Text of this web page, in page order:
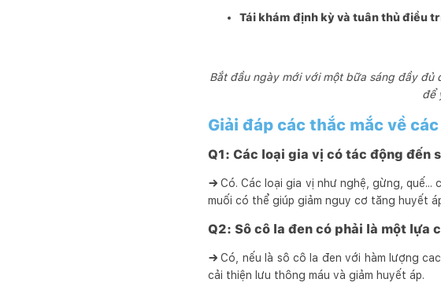
Tái khám định kỳ và tuân thủ điều
Bắt đầu ngày mới với một bữa sáng đầy
để
Giải đáp các thắc mắc về
Q1: Các loại gia vị có tác động đến
→Có. Các loại gia vị như nghệ, gừng,
muối có thể giúp giảm nguy cơ tăng huyết
Q2: Sô cô la đen có phải là một lựa
→Có, nếu là sô cô la đen với hàm lượng
cải thiện lưu thông máu và giảm huyết áp.